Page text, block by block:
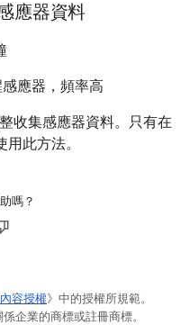
應器資料
應器，頻率高
收集感應器資料。只有在
此方法。
嗎？
內容授權》中的授權所規範。
企業的商標或註冊商標。